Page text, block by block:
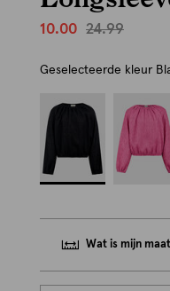
10.00 24.99
Geselecteerde kleur
Wat is mijn